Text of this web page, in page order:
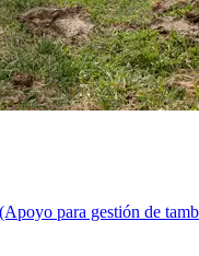
para gestión de